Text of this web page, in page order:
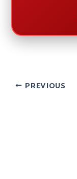
PREVIOUS